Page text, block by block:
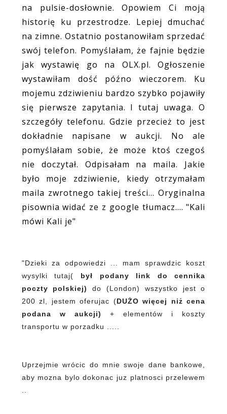
na pulsie-dosłownie. Opowiem Ci moją
historię ku przestrodze. Lepiej dmuchać
na zimne. Ostatnio postanowiłam sprzedać
swój telefon. Pomyślałam, że fajnie będzie
jak wystawię go na OLX.pl. Ogłoszenie
wystawiłam dość późno wieczorem. Ku
mojemu zdziwieniu bardzo szybko pojawiły
się pierwsze zapytania. I tutaj uwaga. O
szczegóły telefonu. Gdzie przecież to jest
dokładnie napisane w aukcji. No ale
pomyślałam sobie, że może ktoś czegoś
nie doczytał. Odpisałam na maila. Jakie
było moje zdziwienie, kiedy otrzymałam
maila zwrotnego takiej treści... Oryginalna
pisownia widać ze z google tłumacz.... "Kali
mówi Kali je"
"Dzieki za odpowiedzi ... mam sprawdzic koszt
wysylki tutaj( był podany link do cennika
poczty polskiej)
do (London) wszystko jest o
200 zl, jestem oferujac (DUŻO więcej niż cena
podana w aukcji)
+ elementów i koszty
transportu w porzadku .....
Uprzejmie wrócic do mnie swoje dane bankowe,
aby mozna bylo dokonac juz platnosci przelewem
..